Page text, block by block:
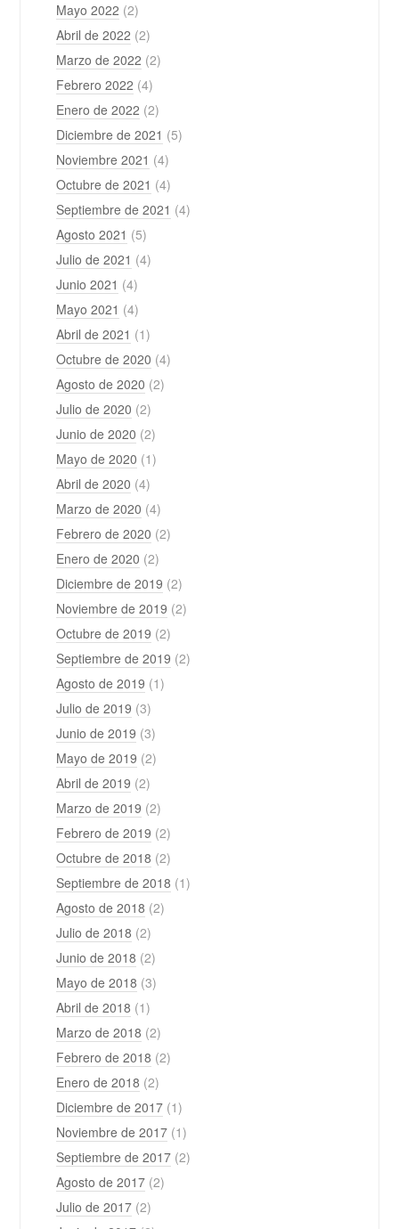
Mayo 2022 (2)
Abril de 2022 (2)
Marzo de 2022 (2)
Febrero 2022 (4)
Enero de 2022 (2)
Diciembre de 2021 (5)
Noviembre 2021 (4)
Octubre de 2021 (4)
Septiembre de 2021 (4)
Agosto 2021 (5)
Julio de 2021 (4)
Junio 2021 (4)
Mayo 2021 (4)
Abril de 2021 (1)
Octubre de 2020 (4)
Agosto de 2020 (2)
Julio de 2020 (2)
Junio de 2020 (2)
Mayo de 2020 (1)
Abril de 2020 (4)
Marzo de 2020 (4)
Febrero de 2020 (2)
Enero de 2020 (2)
Diciembre de 2019 (2)
Noviembre de 2019 (2)
Octubre de 2019 (2)
Septiembre de 2019 (2)
Agosto de 2019 (1)
Julio de 2019 (3)
Junio de 2019 (3)
Mayo de 2019 (2)
Abril de 2019 (2)
Marzo de 2019 (2)
Febrero de 2019 (2)
Octubre de 2018 (2)
Septiembre de 2018 (1)
Agosto de 2018 (2)
Julio de 2018 (2)
Junio de 2018 (2)
Mayo de 2018 (3)
Abril de 2018 (1)
Marzo de 2018 (2)
Febrero de 2018 (2)
Enero de 2018 (2)
Diciembre de 2017 (1)
Noviembre de 2017 (1)
Septiembre de 2017 (2)
Agosto de 2017 (2)
Julio de 2017 (2)